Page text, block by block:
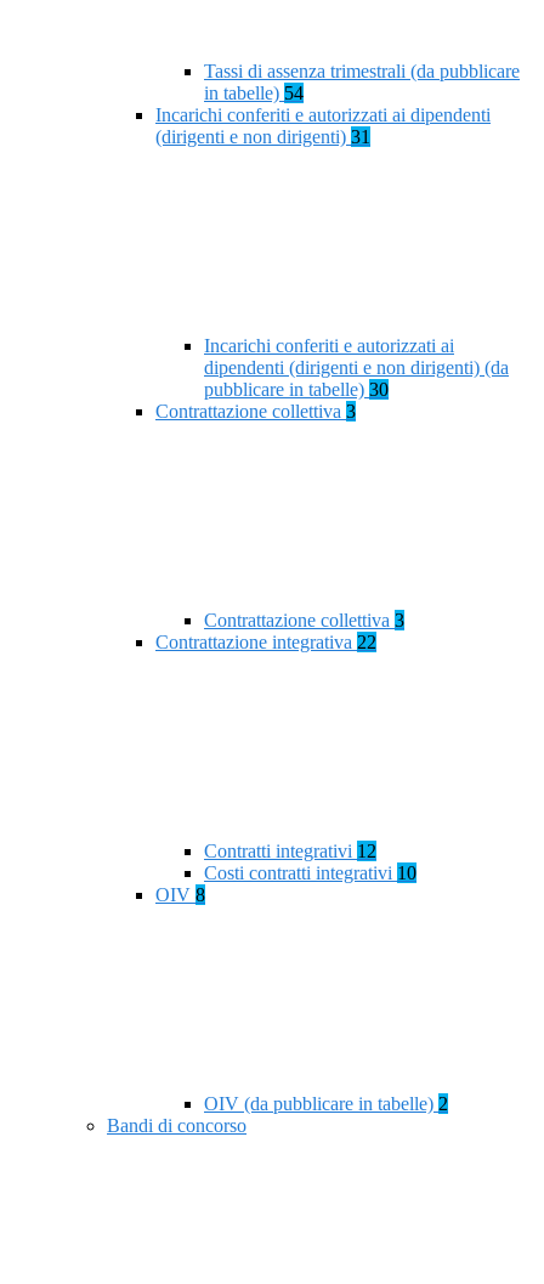
Tassi di assenza trimestrali (da pubblicare
in tabelle) 54
Incarichi conferiti e autorizzati ai dipendenti
(dirigenti e non dirigenti) 31
Incarichi conferiti e autorizzati ai
dipendenti (dirigenti e non dirigenti) (da
pubblicare in tabelle) 30
Contrattazione collettiva 3
Contrattazione collettiva 3
Contrattazione integrativa 22
Contratti integrativi 12
Costi contratti integrativi 10
OIV 8
OIV (da pubblicare in tabelle) 2
Bandi di concorso